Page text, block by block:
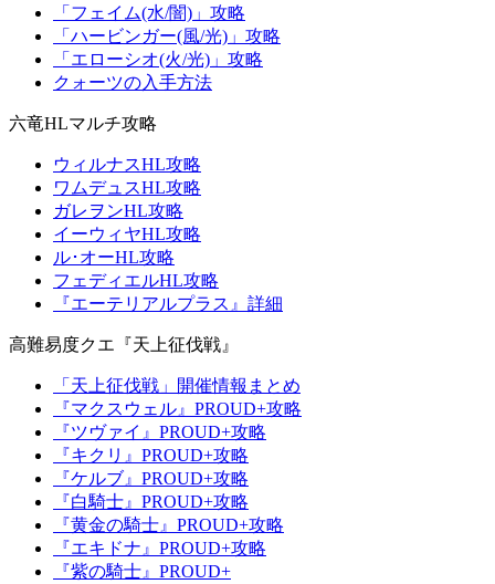
「フェイム(水/闇)」攻略
「ハービンガー(風/光)」攻略
「エローシオ(火/光)」攻略
クォーツの入手方法
六竜HLマルチ攻略
ウィルナスHL攻略
ワムデュスHL攻略
ガレヲンHL攻略
イーウィヤHL攻略
ル･オーHL攻略
フェディエルHL攻略
『エーテリアルプラス』詳細
高難易度クエ『天上征伐戦』
「天上征伐戦」開催情報まとめ
『マクスウェル』PROUD+攻略
『ツヴァイ』PROUD+攻略
『キクリ』PROUD+攻略
『ケルブ』PROUD+攻略
『白騎士』PROUD+攻略
『黄金の騎士』PROUD+攻略
『エキドナ』PROUD+攻略
『紫の騎士』PROUD+